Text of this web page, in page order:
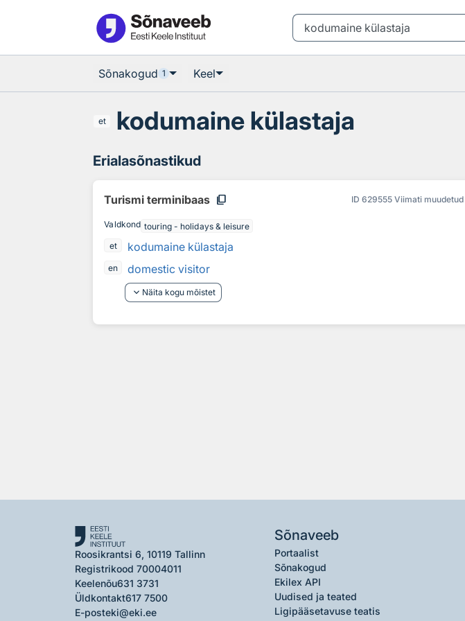
Sõnakogud 1 Keel
et kodumaine külastaja
Erialasõnastikud
Turismi terminibaas content_copy ID 629555 Viimati muudetud
Valdkond touring - holidays & leisure
et
kodumaine külastaja
en
domestic visitor
keyboard_arrow_down Näita kogu mõistet
Roosikrantsi 6, 10119 Tallinn
Registrikood 70004011
Keelenõu631 3731
Üldkontakt617 7500
E-posteki@eki.ee
Sõnaveeb
Portaalist
Sõnakogud
Ekilex API
Uudised ja teated
Ligipääsetavuse teatis